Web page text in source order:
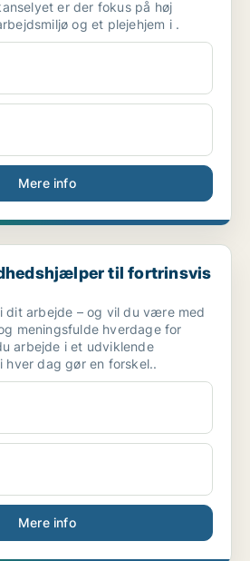
er der fokus på høj
og et plejehjem i .
Mere info
til fortrinsvis aftenva...
til fortrinsvis
dit arbejde – og vil du være med
meningsfulde hverdage for
arbejde i et udviklende
hver dag gør en forskel..
Mere info